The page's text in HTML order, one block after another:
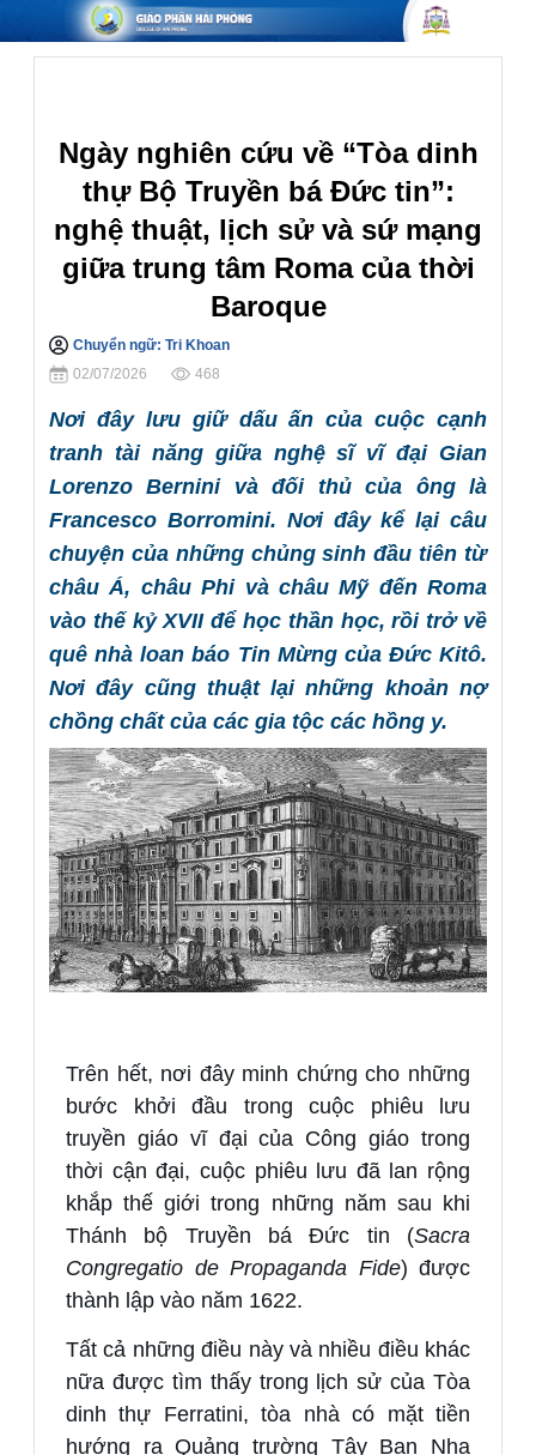
Ngày nghiên cứu về “Tòa dinh
thự Bộ Truyền bá Đức tin”:
nghệ thuật, lịch sử và sứ mạng
giữa trung tâm Roma của thời
Baroque
Chuyển ngữ: Tri Khoan
02/07/2026
468
Nơi đây lưu giữ dấu ấn của cuộc cạnh
tranh tài năng giữa nghệ sĩ vĩ đại Gian
Lorenzo Bernini và đối thủ của ông là
Francesco Borromini. Nơi đây kể lại câu
chuyện của những chủng sinh đầu tiên từ
châu Á, châu Phi và châu Mỹ đến Roma
vào thế kỷ XVII để học thần học, rồi trở về
quê nhà loan báo Tin Mừng của Đức Kitô.
Nơi đây cũng thuật lại những khoản nợ
chồng chất của các gia tộc các hồng y.
Trên hết, nơi đây minh chứng cho những
bước khởi đầu trong cuộc phiêu lưu
truyền giáo vĩ đại của Công giáo trong
thời cận đại, cuộc phiêu lưu đã lan rộng
khắp thế giới trong những năm sau khi
Thánh bộ Truyền bá Đức tin (Sacra
Congregatio de Propaganda Fide) được
thành lập vào năm 1622.
Tất cả những điều này và nhiều điều khác
nữa được tìm thấy trong lịch sử của Tòa
dinh thự Ferratini, tòa nhà có mặt tiền
hướng ra Quảng trường Tây Ban Nha